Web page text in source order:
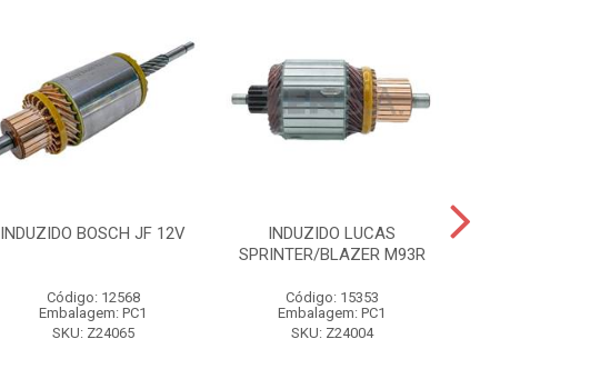
INDUZIDO BOSCH JF 12V
Código: 12568
Embalagem: PC1
SKU: Z24065
INDUZIDO LUCAS
SPRINTER/BLAZER M93R
Código: 15353
Embalagem: PC1
SKU: Z24004